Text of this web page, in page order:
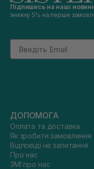
Підпишись на наші
знижку 5% на перше
Email
ДОПОМОГА
Оплата та доставка
Як зробити замовлення
Відповіді на запитання
Про нас
ЗМІ про нас